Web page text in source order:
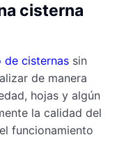
cisterna
de cisternas sin
de manera
hojas y algún
la calidad del
funcionamiento